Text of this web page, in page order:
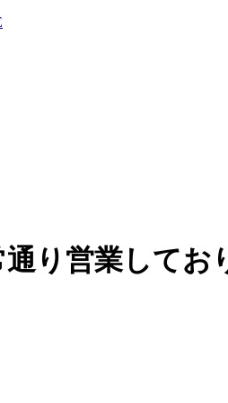
り営業してお